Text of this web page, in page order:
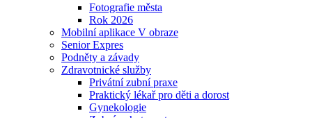
Fotografie města
Rok 2026
Mobilní aplikace V obraze
Senior Expres
Podněty a závady
Zdravotnické služby
Privátní zubní praxe
Praktický lékař pro děti a dorost
Gynekologie